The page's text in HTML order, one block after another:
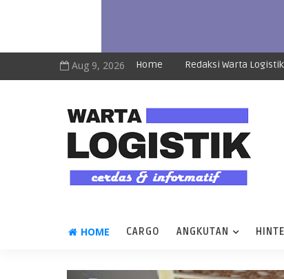
Aug 9, 2026 Home Redaksi Warta Logistik
HOME CARGO ANGKUTAN